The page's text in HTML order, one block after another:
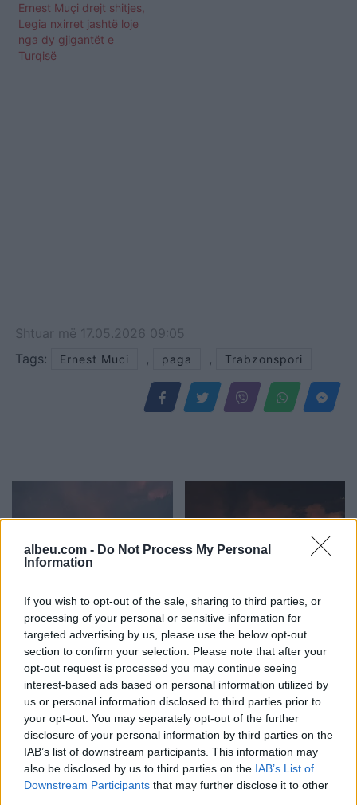
albeu.com - Do Not Process My Personal
Information
If you wish to opt-out of the sale, sharing to third parties, or
processing of your personal or sensitive information for
targeted advertising by us, please use the below opt-out
section to confirm your selection. Please note that after your
opt-out request is processed you may continue seeing
interest-based ads based on personal information utilized by
us or personal information disclosed to third parties prior to
your opt-out. You may separately opt-out of the further
disclosure of your personal information by third parties on the
IAB’s list of downstream participants. This information may
also be disclosed by us to third parties on the IAB’s List of
Downstream Participants that may further disclose it to other
Ernest Muçi drejt shitjes,
Legia nxirret jashtë loje
nga dy gjigantët e
Turqisë
Shtuar më 17.05.2026 09:05
Tags:
Ernest Muci , paga , Trabzonspori
Krujë, ndezi zjarr për të
djegur barin dhe flakët u
përhapën drejt malit
më tej, evakuohen
banorët e Barabit–Lluban,
raportohen shpërthime
armatimesh
Arrestohet pranë banesës
i dyshuari për vrasjen e
Dita e nëntë e protestës
në Divjakë, banorët djegin